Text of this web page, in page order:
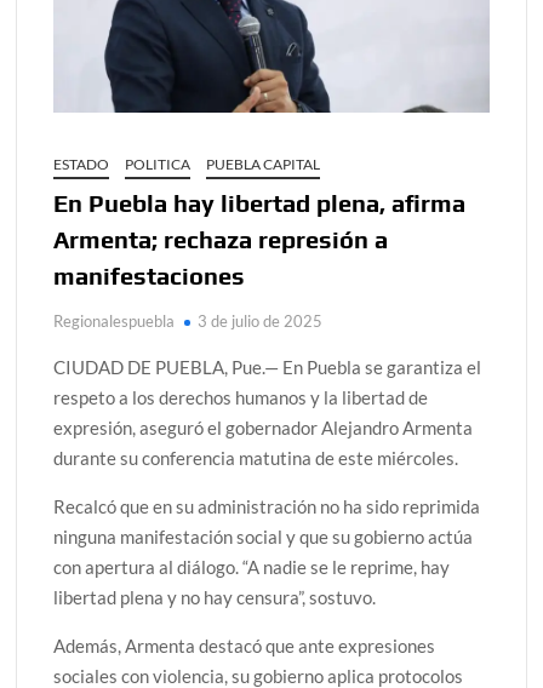
ESTADO POLITICA PUEBLA CAPITAL
En Puebla hay libertad plena, afirma
Armenta; rechaza represión a
manifestaciones
Regionalespuebla 3 de julio de 2025
CIUDAD DE PUEBLA, Pue.— En Puebla se garantiza el
respeto a los derechos humanos y la libertad de
expresión, aseguró el gobernador Alejandro Armenta
durante su conferencia matutina de este miércoles.
Recalcó que en su administración no ha sido reprimida
ninguna manifestación social y que su gobierno actúa
con apertura al diálogo. “A nadie se le reprime, hay
libertad plena y no hay censura”, sostuvo.
Además, Armenta destacó que ante expresiones
sociales con violencia, su gobierno aplica protocolos